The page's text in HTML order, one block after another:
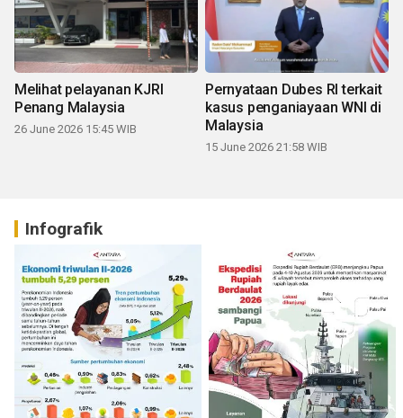
Melihat pelayanan KJRI
Penang Malaysia
26 June 2026 15:45 WIB
Pernyataan Dubes RI terkait
kasus penganiayaan WNI di
Malaysia
15 June 2026 21:58 WIB
Infografik